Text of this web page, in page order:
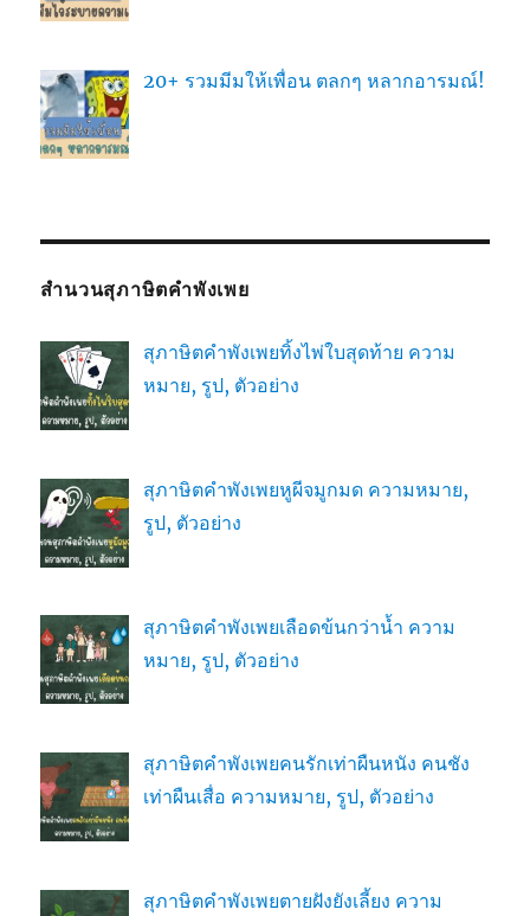
20+ รวมมีมให้เพื่อน ตลกๆ หลากอารมณ์!
สำนวนสุภาษิตคำพังเพย
สุภาษิตคำพังเพยทิ้งไพ่ใบสุดท้าย ความ
หมาย, รูป, ตัวอย่าง
สุภาษิตคำพังเพยหูผีจมูกมด ความหมาย,
รูป, ตัวอย่าง
สุภาษิตคำพังเพยเลือดข้นกว่าน้ำ ความ
หมาย, รูป, ตัวอย่าง
สุภาษิตคำพังเพยคนรักเท่าผืนหนัง คนชัง
เท่าผืนเสื่อ ความหมาย, รูป, ตัวอย่าง
สุภาษิตคำพังเพยตายฝังยังเลี้ยง ความ